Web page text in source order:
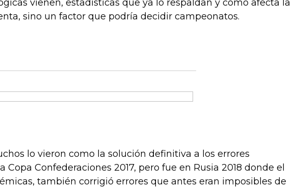
vienen, estadísticas que ya lo respaldan y cómo afecta la
sino un factor que podría decidir campeonatos.
lo vieron como la solución definitiva a los errores
Confederaciones 2017, pero fue en Rusia 2018 donde el
también corrigió errores que antes eran imposibles de